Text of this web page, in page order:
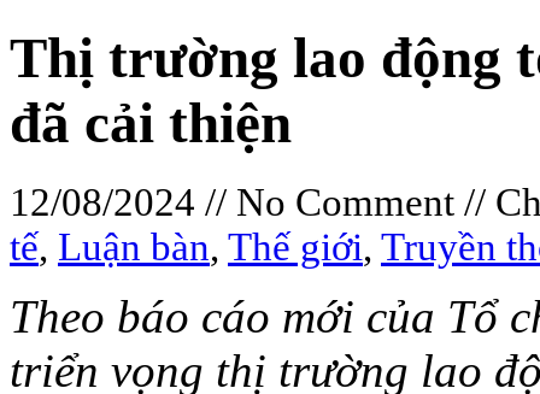
Thị trường lao động
đã cải thiện
12/08/2024 // No Comment //
tế, Luận bàn, Thế giới, Truyền
Theo báo cáo mới của Tổ
triển vọng thị trường lao